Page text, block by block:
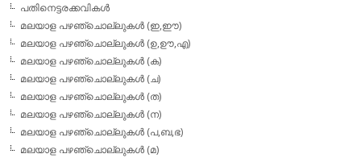
പതിനെട്ടരക്കവികള്‍
മലയാള പഴഞ്ചൊല്ലുകള്‍ (ഇ,ഈ)
മലയാള പഴഞ്ചൊല്ലുകള്‍ (ഉ,ഊ,എ)
മലയാള പഴഞ്ചൊല്ലുകള്‍ (ക)
മലയാള പഴഞ്ചൊല്ലുകള്‍ (ച)
മലയാള പഴഞ്ചൊല്ലുകള്‍ (ത)
മലയാള പഴഞ്ചൊല്ലുകള്‍ (ന)
മലയാള പഴഞ്ചൊല്ലുകള്‍ (പ,ബ,ഭ)
മലയാള പഴഞ്ചൊല്ലുകള്‍ (മ)